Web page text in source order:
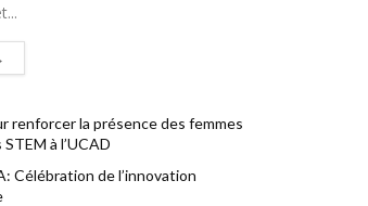
renforcer la présence des femmes
à l’UCAD
Célébration de l’innovation